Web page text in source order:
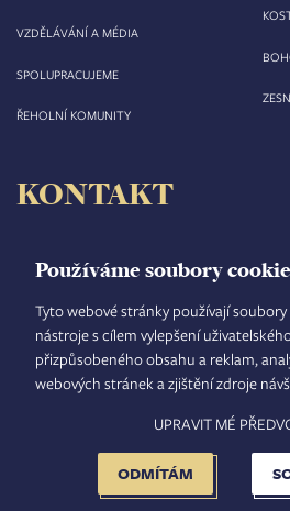
Používáme soubory
Tyto webové stránky používají
nástroje s cílem vylepšení
přizpůsobeného obsahu a reklam,
webových stránek a zjištění zdroje
ODMÍTÁM
UPRAVIT MÉ
VZDĚLÁVÁNÍ A MÉDIA
SPOLUPRACUJEME
ŘEHOLNÍ KOMUNITY
KONTAKT
Velké náměstí 35/44
500 03 Hradec Králové
tel.: +420 495 063 611
IČO: 00 44 51 34
DIČ: CZ 00 44 51 34
Číslo účtu: 1006010044/5500
FOOTER
MENU
TISKOVÝ MLUVČÍ INTRANET MAPA